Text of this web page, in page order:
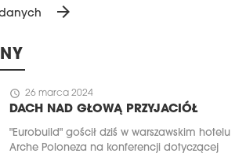
arrow_forward
schedule 26 marca 2024
DACH NAD GŁOWĄ PRZYJACIÓŁ
"Eurobuild" gościł dziś w warszawskim hotelu
Arche Poloneza na konferencji dotyczącej